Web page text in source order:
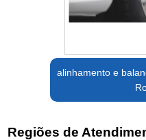
alinhamento e
Regiões de